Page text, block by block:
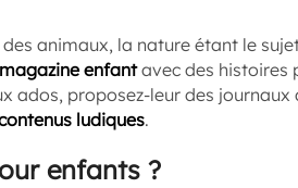
animaux, la nature étant le
magazine enfantavec des histoires
ados, proposez-leur des
ludiques.
enfants ?